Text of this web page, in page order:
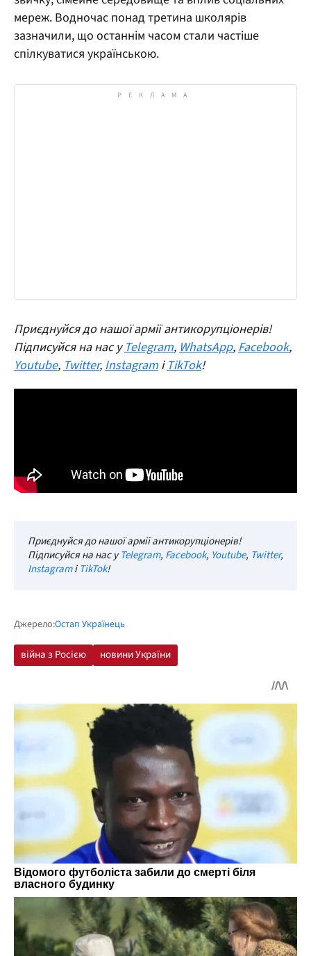
мереж. Водночас понад третина школярів
зазначили, що останнім часом стали частіше
спілкуватися українською.
Приєднуйся до нашої армії антикорупціонерів!
Підписуйся на нас уTelegram,WhatsApp,Facebook,
Youtube,Twitter,Instagram іTikTok!
Приєднуйся до нашої армії антикорупціонерів!
Підписуйся на нас уTelegram, Facebook, Youtube, Twitter,
InstagramіTikTok!
Джерело:Остап Українець
війна з Росією новини України